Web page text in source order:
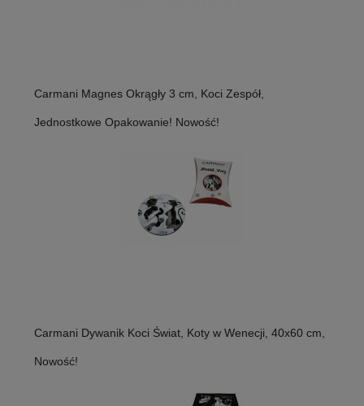
Carmani Magnes Okrągły 3 cm, Koci Zespół,
Jednostkowe Opakowanie! Nowość!
Carmani Dywanik Koci Świat, Koty w Wenecji, 40x60 cm,
Nowość!